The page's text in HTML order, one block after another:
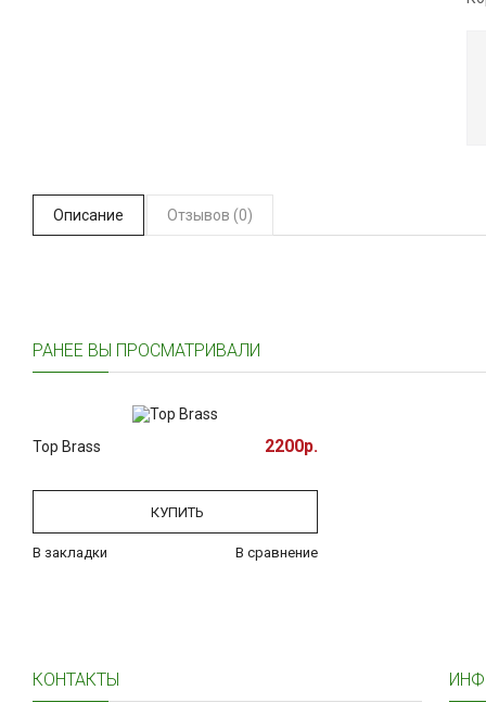
Описание Отзывов (0)
РАНЕЕ ВЫ ПРОСМАТРИВАЛИ
Top Brass 2200р.
КУПИТЬ
В закладки В сравнение
КОНТАКТЫ